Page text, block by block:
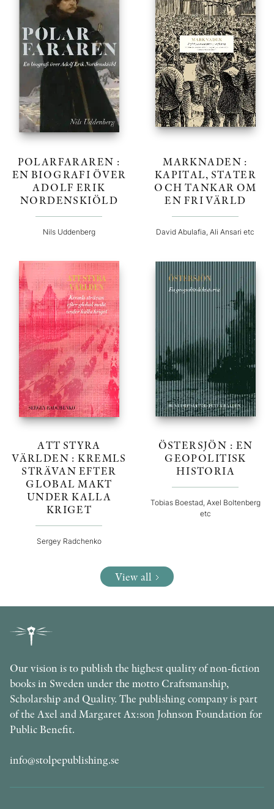
POLARFARAREN :
EN BIOGRAFI ÖVER
ADOLF ERIK
NORDENSKIÖLD
Nils Uddenberg
MARKNADEN :
KAPITAL, STATER
OCH TANKAR OM
EN FRI VÄRLD
David Abulafia, Ali Ansari etc
ATT STYRA
VÄRLDEN : KREMLS
STRÄVAN EFTER
GLOBAL MAKT
UNDER KALLA
KRIGET
Sergey Radchenko
ÖSTERSJÖN : EN
GEOPOLITISK
HISTORIA
Tobias Boestad, Axel Boltenberg
etc
View all
Our vision is to publish the highest quality of non-fiction
books in Sweden under the motto Craftsmanship,
Scholarship and Quality. The publishing company is part
of the Axel and Margaret Ax:son Johnson Foundation for
Public Benefit.
info@stolpepublishing.se